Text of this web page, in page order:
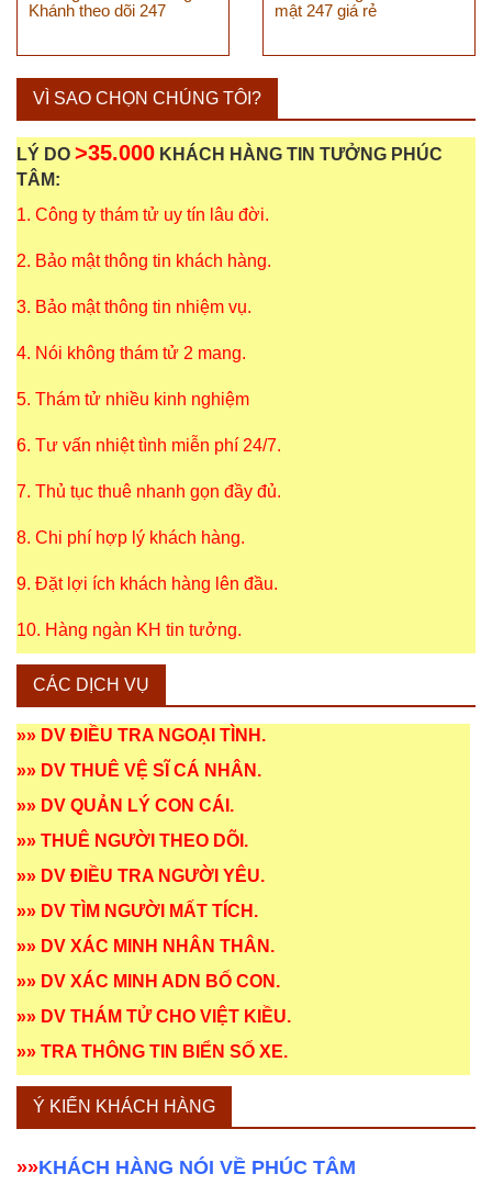
Khánh theo dõi 247
mật 247 giá rẻ
VÌ SAO CHỌN CHÚNG TÔI?
LÝ DO >35.000 KHÁCH HÀNG TIN TƯỞNG PHÚC
TÂM:
1. Công ty thám tử uy tín lâu đời.
2. Bảo mật thông tin khách hàng.
3. Bảo mật thông tin nhiệm vụ.
4. Nói không thám tử 2 mang.
5. Thám tử nhiều kinh nghiệm
6. Tư vấn nhiệt tình miễn phí 24/7.
7. Thủ tục thuê nhanh gọn đầy đủ.
8. Chi phí hợp lý khách hàng.
9. Đặt lợi ích khách hàng lên đầu.
10. Hàng ngàn KH tin tưởng.
CÁC DỊCH VỤ
»» DV ĐIỀU TRA NGOẠI TÌNH .
»» DV THUÊ VỆ SĨ CÁ NHÂN .
»» DV QUẢN LÝ CON CÁI .
»» THUÊ NGƯỜI THEO DÕI .
»» DV ĐIỀU TRA NGƯỜI YÊU.
»» DV TÌM NGƯỜI MẤT TÍCH .
»» DV XÁC MINH NHÂN THÂN .
»» DV XÁC MINH ADN BỐ CON .
»» DV THÁM TỬ CHO VIỆT KIỀU.
»» TRA THÔNG TIN BIỂN SỐ XE.
Ý KIẾN KHÁCH HÀNG
»»KHÁCH HÀNG NÓI VỀ PHÚC TÂM